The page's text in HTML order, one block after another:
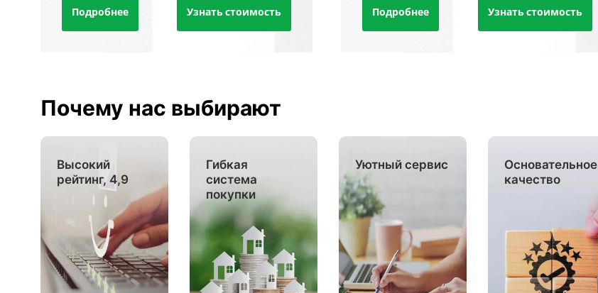
Подробнее Узнать стоимость Подробнее Узнать стоимость
Почему нас выбирают
Высокий
рейтинг, 4,9
Гибкая
система
покупки
Уютный сервис
Основательное
качество